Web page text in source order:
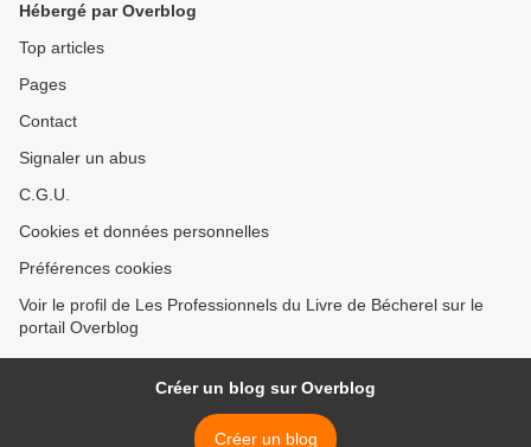
Hébergé par Overblog
Top articles
Pages
Contact
Signaler un abus
C.G.U.
Cookies et données personnelles
Préférences cookies
Voir le profil de Les Professionnels du Livre de Bécherel sur le
portail Overblog
Créer un blog sur Overblog
Créer un blog